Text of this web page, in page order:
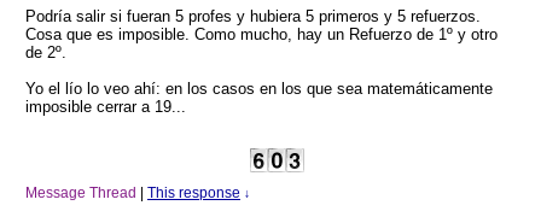
Podría salir si fueran 5 profes y hubiera 5 primeros y 5 refuerzos.
Cosa que es imposible. Como mucho, hay un Refuerzo de 1º y otro
de 2º.
Yo el lío lo veo ahí: en los casos en los que sea matemáticamente
imposible cerrar a 19...
Message Thread This response ↓